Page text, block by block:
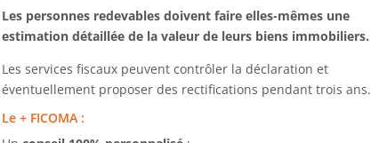
Les personnes redevables doivent faire elles-mêmes une
estimation détaillée de la valeur de leurs biens immobiliers.
Les services fiscaux peuvent contrôler la déclaration et
éventuellement proposer des rectifications pendant trois ans.
Le + FICOMA: